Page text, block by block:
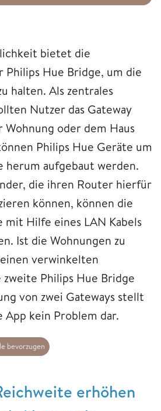
bietet die
Philips Hue Bridge, um die
halten. Als zentrales
Nutzer das Gateway
Wohnung oder dem Haus
Philips Hue Geräte um
herum aufgebaut werden.
die ihren Router hierfür
können, können die
mit Hilfe eines LAN Kabels
Ist die Wohnungen zu
verwinkelten
Philips Hue Bridge
von zwei Gateways stellt
kein Problem dar.
bevorzugen
erhöhen